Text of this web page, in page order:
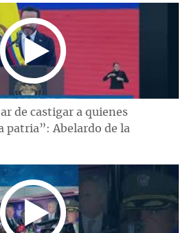
de castigar a quienes
patria”: Abelardo de la